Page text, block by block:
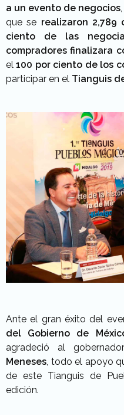
a un evento de negocios
que se realizaron 2,789
ciento de las
compradores finalizara
el100 por ciento de los
participar en el Tianguis
Ante el gran éxito del
del Gobierno de
agradeció al
Meneses , todo el apoyo
de este Tianguis de
edición.